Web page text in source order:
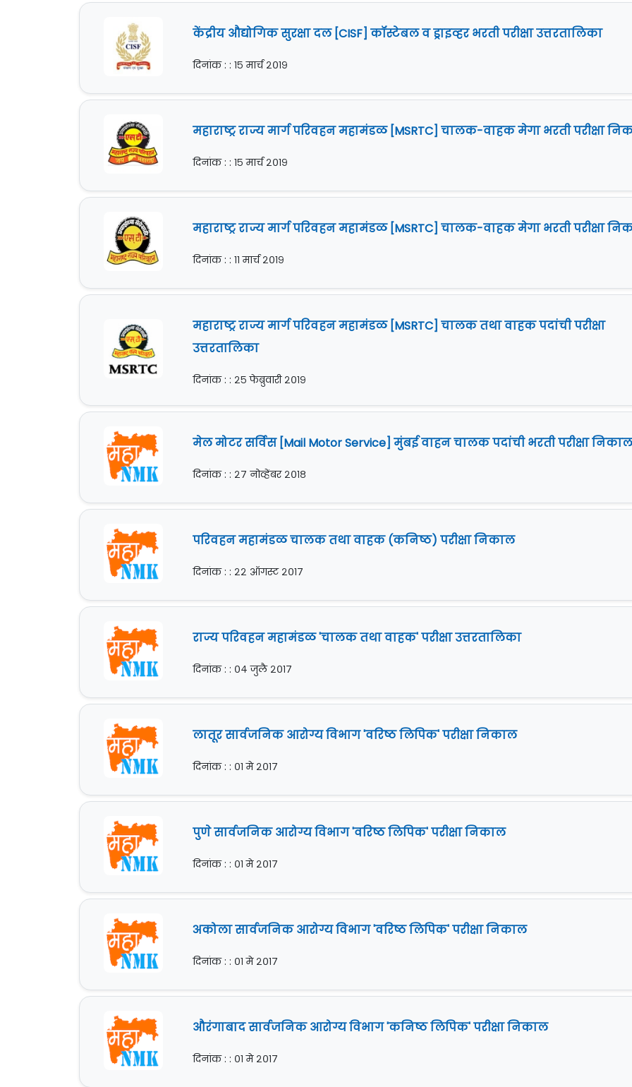
केंद्रीय औद्योगिक सुरक्षा दल [CISF] कॉस्टेबल व ड्राइव्हर भरती परीक्षा उत्तरतालिका
दिनांक : : १५ मार्च २०१९
महाराष्ट्र राज्य मार्ग परिवहन महामंडळ [MSRTC] चालक-वाहक मेगा भरती परीक्षा
दिनांक : : १५ मार्च २०१९
महाराष्ट्र राज्य मार्ग परिवहन महामंडळ [MSRTC] चालक-वाहक मेगा भरती परीक्षा
दिनांक : : ११ मार्च २०१९
महाराष्ट्र राज्य मार्ग परिवहन महामंडळ [MSRTC] चालक तथा वाहक पदांची परीक्षा
उत्तरतालिका
दिनांक : : २५ फेब्रुवारी २०१९
मेल मोटर सर्विस [Mail Motor Service] मुंबई वाहन चालक पदांची भरती परीक्षा
दिनांक : : २७ नोव्हेंबर २०१८
परिवहन महामंडळ चालक तथा वाहक (कनिष्ठ) परीक्षा निकाल
दिनांक : : २२ ऑगस्ट २०१७
राज्य परिवहन महामंडळ 'चालक तथा वाहक' परीक्षा उत्तरतालिका
दिनांक : : ०४ जुलै २०१७
लातूर सार्वजनिक आरोग्य विभाग 'वरिष्ठ लिपिक' परीक्षा निकाल
दिनांक : : ०१ मे २०१७
पुणे सार्वजनिक आरोग्य विभाग 'वरिष्ठ लिपिक' परीक्षा निकाल
दिनांक : : ०१ मे २०१७
अकोला सार्वजनिक आरोग्य विभाग 'वरिष्ठ लिपिक' परीक्षा निकाल
दिनांक : : ०१ मे २०१७
औरंगाबाद सार्वजनिक आरोग्य विभाग 'कनिष्ठ लिपिक' परीक्षा निकाल
दिनांक : : ०१ मे २०१७